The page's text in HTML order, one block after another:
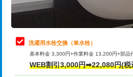
給水管工事※（ライニング鋼管・銅
管・ポリ管・HT管使用/3ｍまで)
給水管工事※（ライニング鋼管・銅
管・ポリ管・HT管使用/3ｍ超え)
排水管工事（土の掘削・埋め戻し作
理・調整・分解・加工など（軽作業）
止水・漏水調査・防水処理・清掃・
理・調整・分解・加工など（中作業）
止水・漏水調査・防水処理・清掃・
理・調整・分解・加工など（重作業
洗濯用水栓交換（単水栓）
基本料金 3,300円+作業料金 13,200円+部品
WEB割引3,000円➡22,080円(税